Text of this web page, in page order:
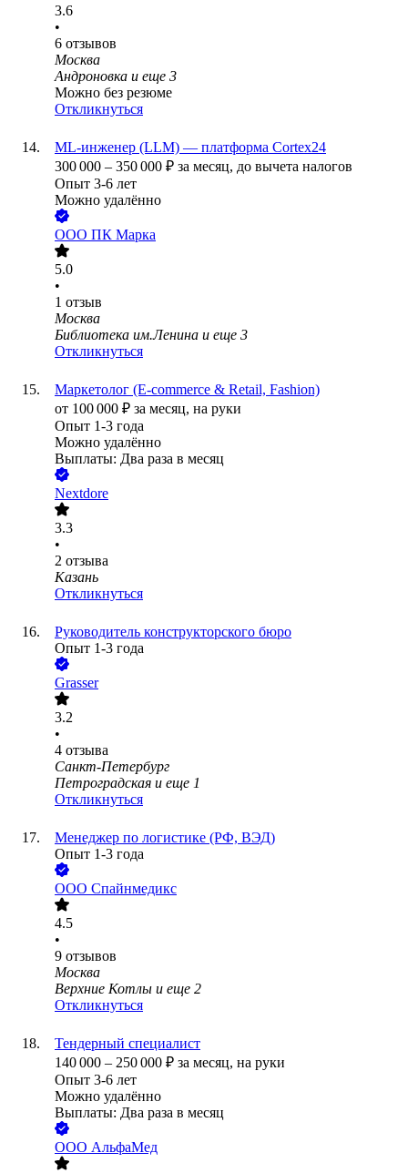
3.6
•
6 отзывов
Москва
Андроновка и еще 3
Можно без резюме
Откликнуться
ML-инженер (LLM) — платформа Cortex24
300 000 – 350 000 ₽ за месяц, до вычета налогов
Опыт 3-6 лет
Можно удалённо
ООО ПК Марка
5.0
•
1 отзыв
Москва
Библиотека им.Ленина и еще 3
Откликнуться
Маркетолог (E-commerce & Retail, Fashion)
от 100 000 ₽ за месяц, на руки
Опыт 1-3 года
Можно удалённо
Выплаты: Два раза в месяц
Nextdore
3.3
•
2 отзыва
Казань
Откликнуться
Руководитель конструкторского бюро
Опыт 1-3 года
Grasser
3.2
•
4 отзыва
Санкт-Петербург
Петроградская и еще 1
Откликнуться
Менеджер по логистике (РФ, ВЭД)
Опыт 1-3 года
ООО Спайнмедикс
4.5
•
9 отзывов
Москва
Верхние Котлы и еще 2
Откликнуться
Тендерный специалист
140 000 – 250 000 ₽ за месяц, на руки
Опыт 3-6 лет
Можно удалённо
Выплаты: Два раза в месяц
ООО АльфаМед